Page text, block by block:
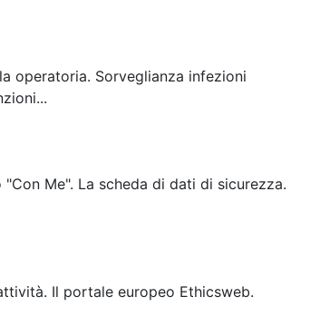
operatoria. Sorveglianza infezioni
Me". La scheda di dati di sicurezza.
Il portale europeo Ethicsweb.